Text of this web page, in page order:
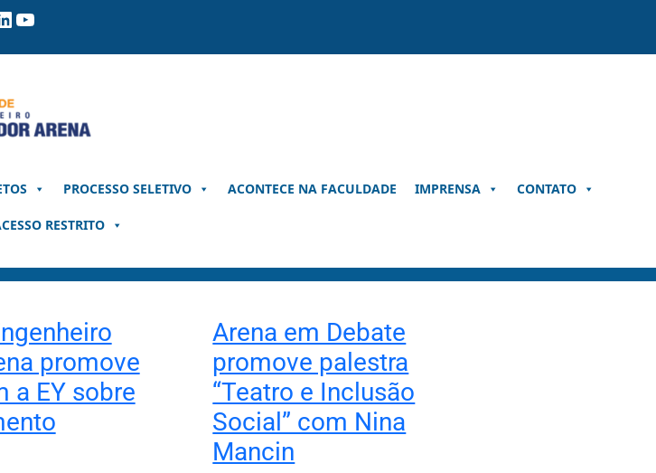
Youtube
PROCESSO SELETIVO ACONTECE NA FACULDADE IMPRENSA CONTATO
RESTRITO
promove
a EY sobre
Arena em Debate
promove palestra
“Teatro e Inclusão
Social” com Nina
Mancin